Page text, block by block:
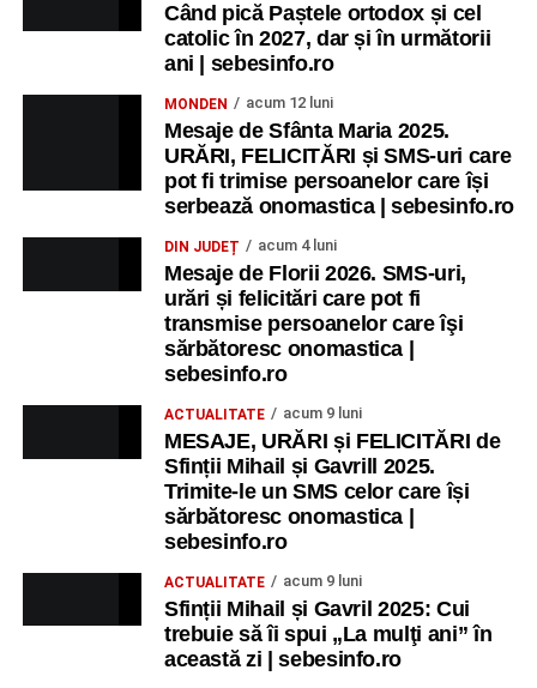
Când pică Paștele ortodox și cel
catolic în 2027, dar și în următorii
ani | sebesinfo.ro
MONDEN acum 12 luni
Mesaje de Sfânta Maria 2025.
URĂRI, FELICITĂRI și SMS-uri care
pot fi trimise persoanelor care își
serbează onomastica | sebesinfo.ro
DIN JUDEȚ acum 4 luni
Mesaje de Florii 2026. SMS-uri,
urări și felicitări care pot fi
transmise persoanelor care îşi
sărbătoresc onomastica |
sebesinfo.ro
ACTUALITATE acum 9 luni
MESAJE, URĂRI și FELICITĂRI de
Sfinții Mihail și Gavrill 2025.
Trimite-le un SMS celor care își
sărbătoresc onomastica |
sebesinfo.ro
ACTUALITATE acum 9 luni
Sfinții Mihail și Gavril 2025: Cui
trebuie să îi spui „La mulţi ani” în
această zi | sebesinfo.ro